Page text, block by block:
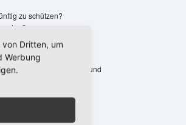
zu schützen?
fürs Vernetzen und
//
Dritten, um
Werbung